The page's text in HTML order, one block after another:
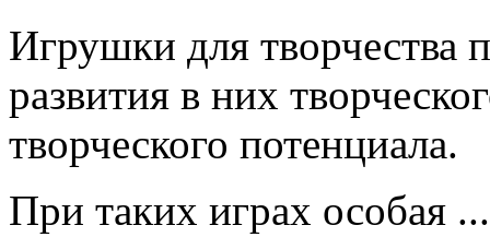
Игрушки для творчества
развития в них
творческого потенциала.
При таких играх особая ...